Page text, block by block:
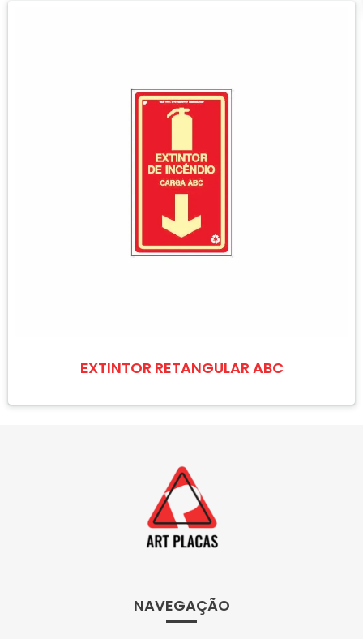
EXTINTOR RETANGULAR ABC
NAVEGAÇÃO